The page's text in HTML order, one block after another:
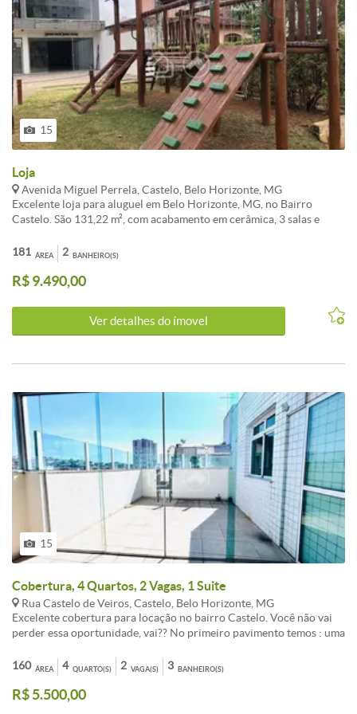
15
Loja
Avenida Miguel Perrela, Castelo, Belo Horizonte, MG
Excelente loja para aluguel em Belo Horizonte, MG, no Bairro
Castelo. São 131,22 m², com acabamento em cerâmica, 3 salas e
9.900,00 + IPTU mensal de R$ 574,63. Agende sua visita e aproveite
essa oportunidade no Castelo.
ÁREA
181 BANHEIRO(S)
2
R$ 9.490,00
Ver detalhes do ímovel
15
Cobertura, 4 Quartos, 2 Vagas, 1 Suite
Rua Castelo de Veiros, Castelo, Belo Horizonte, MG
Excelente cobertura para locação no bairro Castelo. Você não vai
perder essa oportunidade, vai?? No primeiro pavimento temos : uma
social , armários planejados e cozinha com armários , área de
serviço. No segundo pavimento temos : um quarto bem grande ,
banho social, sala de TV e área externa com armarios sob - pia
ÁREA
160 QUARTO(S)
4 VAGA(S)
2 BANHEIRO(S)
3
R$ 5.500,00